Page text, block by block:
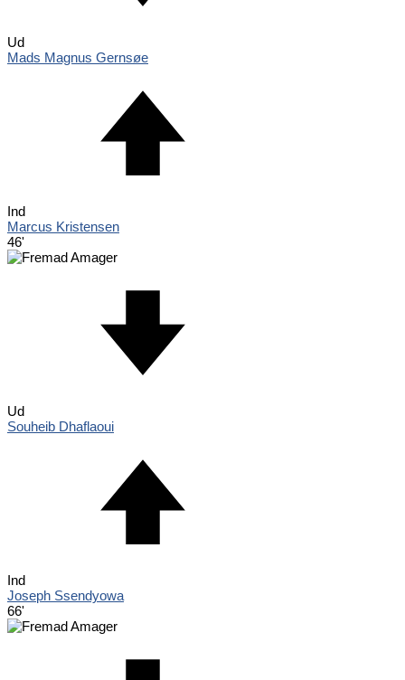
Ud
Mads Magnus Gernsøe
Ind
Marcus Kristensen
46'
Ud
Souheib Dhaflaoui
Ind
Joseph Ssendyowa
66'